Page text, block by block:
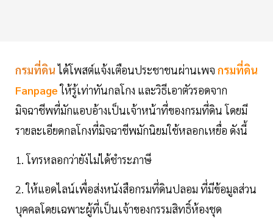
กรมที่ดินได้โพสต์แจ้งเตือนประชาชนผ่านเพจ กรมที่ดิน
Fanpageให้รู้เท่าทันกลโกง และวิธีเอาตัวรอดจาก
มิจฉาชีพที่มักแอบอ้างเป็นเจ้าหน้าที่ของกรมที่ดิน โดยมี
รายละเอียดกลโกงที่มิจฉาชีพมักนิยมใช้หลอกเหยื่อ ดังนี้
1. โทรหลอกว่ายังไม่ได้ชำระภาษี
2. ให้แอดไลน์เพื่อส่งหนังสือกรมที่ดินปลอม ที่มีข้อมูลส่วน
บุคคลโดยเฉพาะผู้ที่เป็นเจ้าของกรรมสิทธิ์ห้องชุด